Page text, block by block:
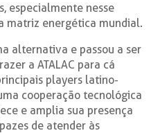
especialmente nesse
matriz energética mundial.
alternativa e passou a ser
a ATALAC para cá
players latino-
cooperação tecnológica
e amplia sua presença
de atender às